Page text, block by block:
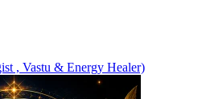
, Vastu & Energy Healer)